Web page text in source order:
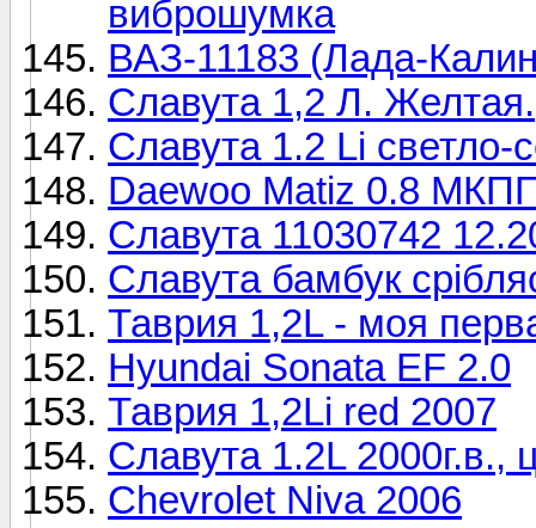
виброшумка
ВАЗ-11183 (Лада-
Славута 1,2 Л. Желтая.
Славута 1.2 Li светло-
Daewoo Matiz 0.8
Славута 11030742
Славута бамбук
Таврия 1,2L - моя
Hyundai Sonata EF 2.0
Таврия 1,2Li red 2007
Славута 1.2L
Chevrolet Niva 2006